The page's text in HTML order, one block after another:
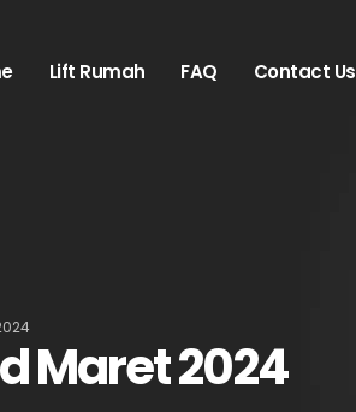
Lift Rumah FAQ Contact Us
Maret 2024